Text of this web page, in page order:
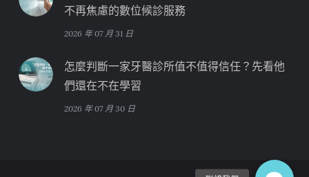
不再焦慮的數位候診服務
2026 年 07 月 31 日
怎麼判斷一家牙醫診所值不值得信任？先看他
們還在不在學習
2026 年 07 月 30 日